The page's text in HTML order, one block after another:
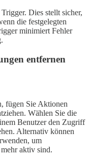
Dies stellt sicher,
die festgelegten
minimiert Fehler
entfernen
fügen Sie Aktionen
Wählen Sie die
Benutzer den Zugriff
Alternativ können
um
aktiv sind.